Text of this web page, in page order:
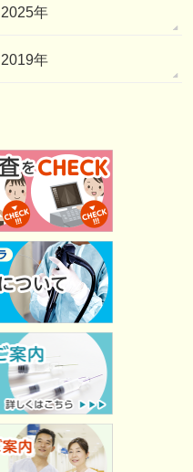
2025年
2019年